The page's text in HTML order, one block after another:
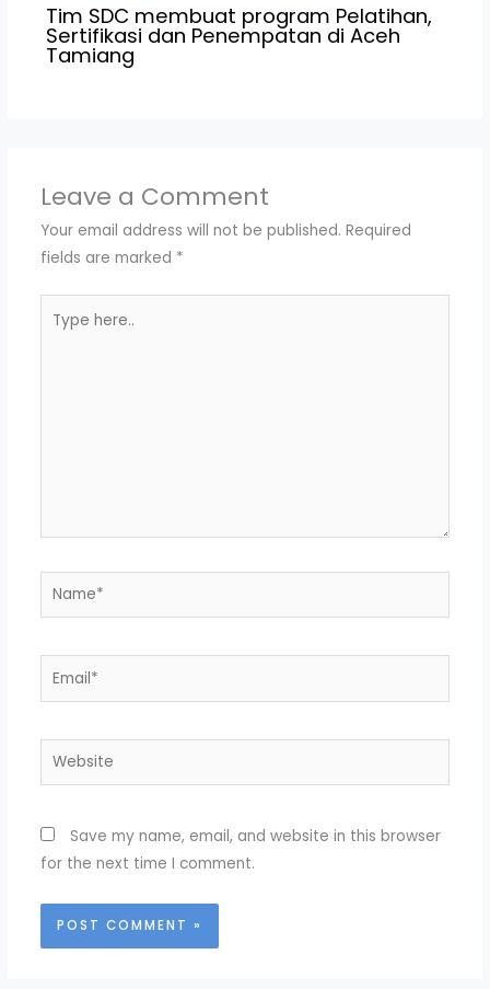
Tim SDC membuat program Pelatihan,
Sertifikasi dan Penempatan di Aceh
Tamiang
Leave a Comment
Your email address will not be published. Required
fields are marked *
here..
Name*
Email*
Website
Save my name, email, and website in this browser
for the next time I comment.